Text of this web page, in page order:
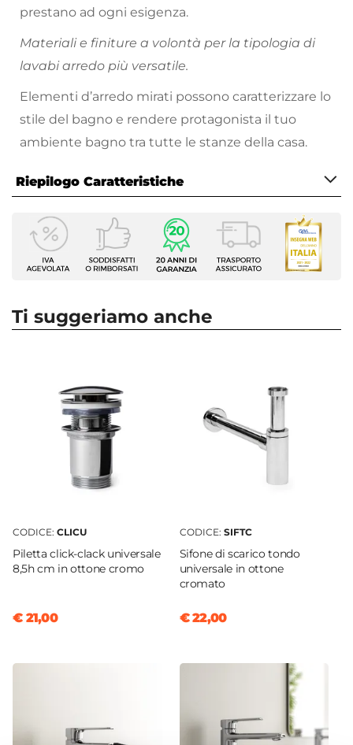
prestano ad ogni esigenza.
Materiali e finiture a volontà per la tipologia di
lavabi arredo più versatile.
Elementi d’arredo mirati possono caratterizzare lo
stile del bagno e rendere protagonista il tuo
ambiente bagno tra tutte le stanze della casa.
Riepilogo Caratteristiche
Caratteristiche
Larghezza
40 cm
Altezza
Artizan
Colore Specifico
Grigio
Lucida
Installazione
Appoggio
Foro Miscelatore
Foro Troppopieno
Non inclusa
Ti suggeriamo anche
CODICE: CLICU
Piletta click-clack universale
8,5h cm in ottone cromo
€ 21,00
CODICE: SIFTC
Sifone di scarico tondo
universale in ottone
cromato
€ 22,00